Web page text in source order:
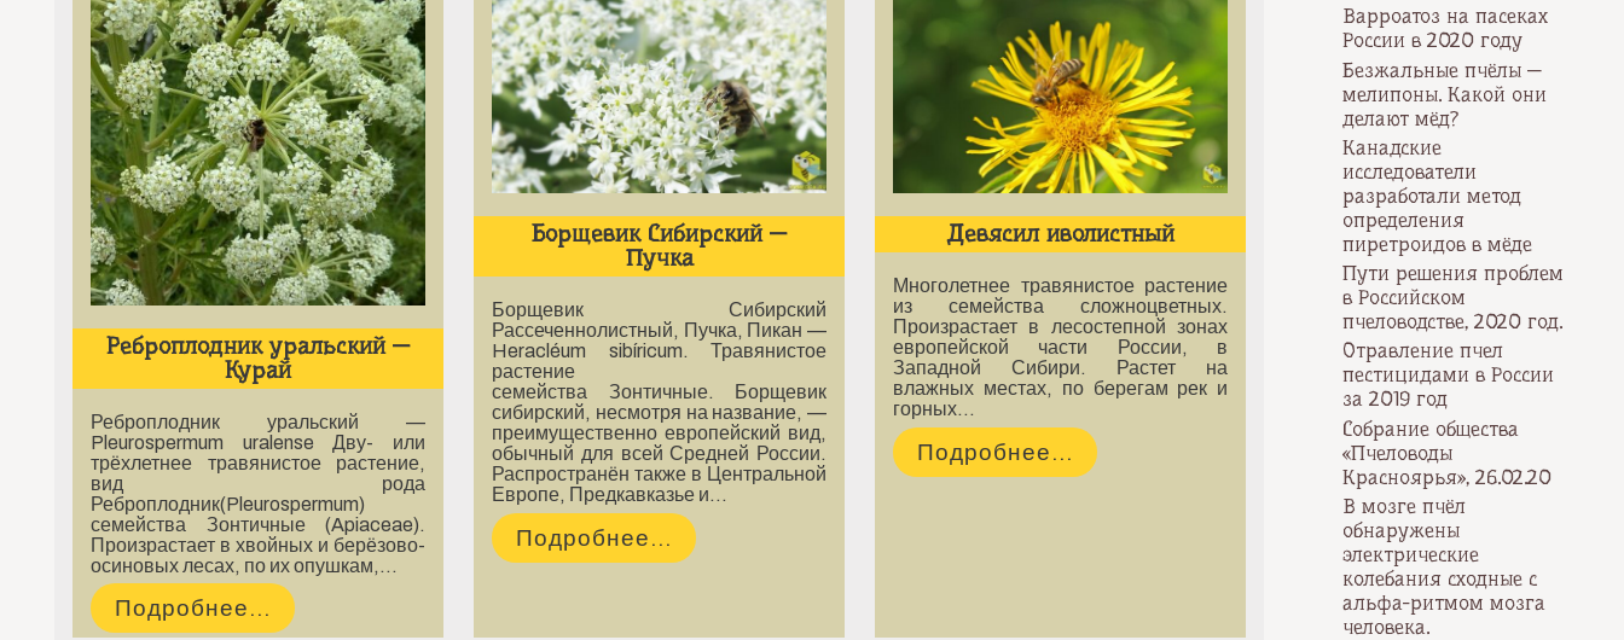
Реброплодник уральский —
Курай
Реброплодник уральский —
Pleurospermum uralense Дву- или
трёхлетнее травянистое растение,
вид рода
Реброплодник(Pleurospermum)
семейства Зонтичные (Apiaceae).
Произрастает в хвойных и берёзово-
осиновых лесах, по их опушкам,…
Подробнее...
Борщевик Сибирский —
Пучка
Борщевик Сибирский
Рассеченнолистный, Пучка, Пикан —
Heracléum sibíricum. Травянистое
растение
семейства Зонтичные. Борщевик
сибирский, несмотря на название, —
преимущественно европейский вид,
обычный для всей Средней России.
Распространён также в Центральной
Европе, Предкавказье и…
Подробнее...
Девясил иволистный
Многолетнее травянистое растение
из семейства сложноцветных.
Произрастает в лесостепной зонах
европейской части России, в
Западной Сибири. Растет на
влажных местах, по берегам рек и
горных…
Подробнее...
Варроатоз на пасеках
России в 2020 году
Безжальные пчёлы —
мелипоны. Какой они
делают мёд?
Канадские
исследователи
разработали метод
определения
пиретроидов в мёде
Пути решения проблем
в Российском
пчеловодстве, 2020 год.
Отравление пчел
пестицидами в России
за 2019 год
Собрание общества
«Пчеловоды
Красноярья», 26.02.20
В мозге пчёл
обнаружены
электрические
колебания сходные с
альфа-ритмом мозга
человека.